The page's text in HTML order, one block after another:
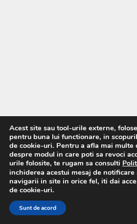
Acest site sau tool-urile externe,
pentru buna lui functionare, in
de cookie-uri. Pentru a afla mai multe
despre modul in care poti sa revoci
urile folosite, te rugam sa consulti
inchiderea acestui mesaj de notificare
navigarii in site in orice fel, iti dai
de cookie-uri.
Sunt de acord